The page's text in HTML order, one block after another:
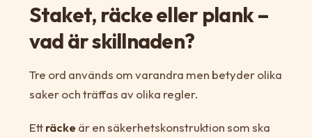
Staket, räcke eller plank –
vad är skillnaden?
Tre ord används om varandra men betyder olika
saker och träffas av olika regler.
Etträckeär en säkerhetskonstruktion som ska